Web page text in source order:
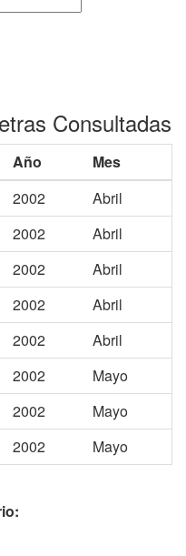
Consultadas
Año
Mes
2002
Abril
2002
Abril
2002
Abril
2002
Abril
2002
Abril
2002
Mayo
2002
Mayo
2002 Mayo